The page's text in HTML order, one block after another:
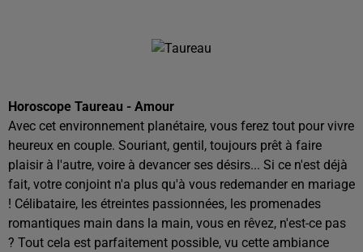
Horoscope Taureau - Amour
Avec cet environnement planétaire, vous ferez tout pour vivre
heureux en couple. Souriant, gentil, toujours prêt à faire
plaisir à l'autre, voire à devancer ses désirs... Si ce n'est déjà
fait, votre conjoint n'a plus qu'à vous redemander en mariage
! Célibataire, les étreintes passionnées, les promenades
romantiques main dans la main, vous en rêvez, n'est-ce pas
? Tout cela est parfaitement possible, vu cette ambiance